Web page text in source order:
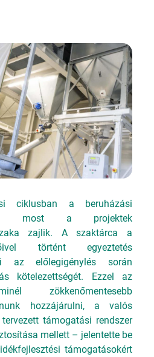
ciklusban a beruházási
most a projektek
zajlik. A szaktárca a
történt egyeztetés
az előlegigénylés során
kötelezettségét. Ezzel az
zökkenőmentesebb
hozzájárulni, a valós
támogatási rendszer
mellett – jelentette be
támogatásokért